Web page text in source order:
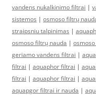
vandens nukalkinimo filtrai |
sistemos | osmoso filtrų
straipsniu talpinimas |
osmoso filtrų nauda |
geriamo vandens filtrai |
filtrai | aquaphor filtrai |
filtrai | aquaphor filtrai |
aquapgor filtrai ir nauda |